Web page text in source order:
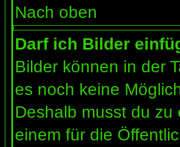
Nach oben
Darf ich Bilder
Bilder können in der
es noch keine
Deshalb musst du
einem für die